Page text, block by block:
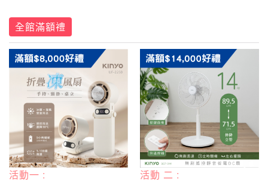
全館滿額禮
活動一 :
活動 二 :